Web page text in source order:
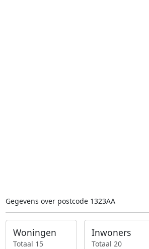
Gegevens over postcode 1323AA
Woningen
Totaal 15
Inwoners
Totaal 20